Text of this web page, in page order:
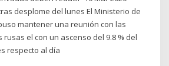
desplome del lunes El Ministerio de
mantener una reunión con las
el con un ascenso del 9.8 % del
respecto al día